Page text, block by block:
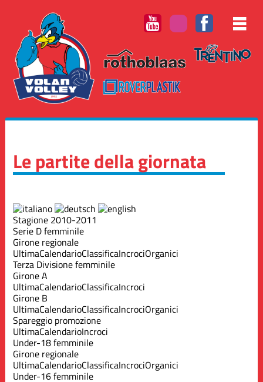
Le partite della giornata
Stagione 2010-2011
Serie D femminile
Girone regionale
UltimaCalendarioClassificaIncrociOrganici
Terza Divisione femminile
Girone A
UltimaCalendarioClassificaIncroci
Girone B
UltimaCalendarioClassificaIncrociOrganici
Spareggio promozione
UltimaCalendarioIncroci
Under-18 femminile
Girone regionale
UltimaCalendarioClassificaIncrociOrganici
Under-16 femminile